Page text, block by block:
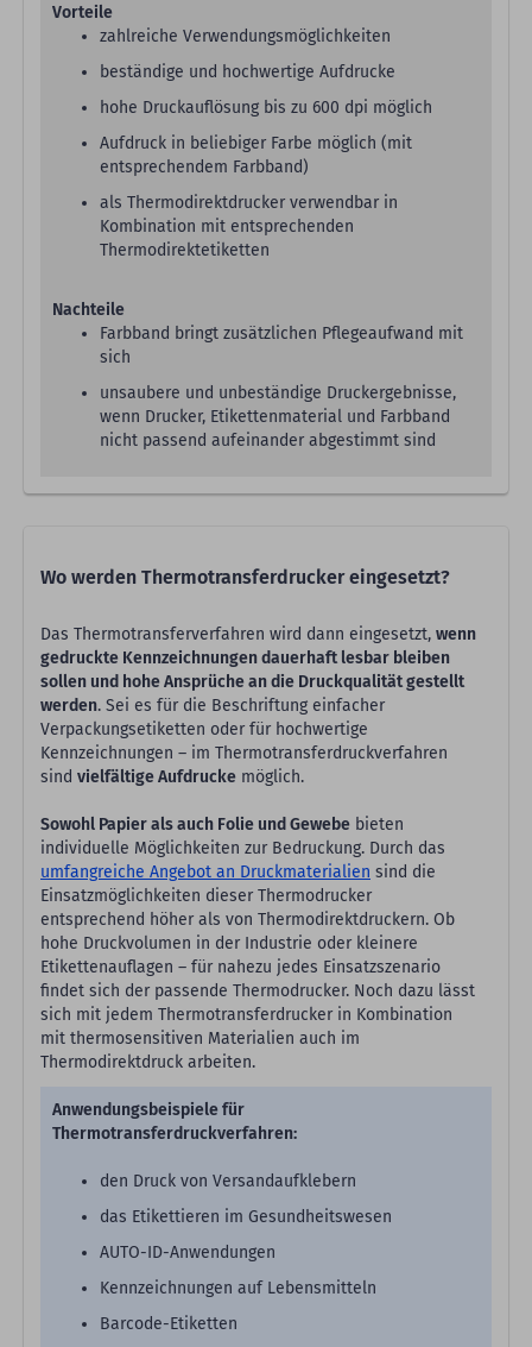
Vorteile
zahlreiche Verwendungsmöglichkeiten
beständige und hochwertige Aufdrucke
hohe Druckauflösung bis zu 600 dpi möglich
Aufdruck in beliebiger Farbe möglich (mit
entsprechendem Farbband)
als Thermodirektdrucker verwendbar in
Kombination mit entsprechenden
Thermodirektetiketten
Nachteile
Farbband bringt zusätzlichen Pflegeaufwand mit
sich
unsaubere und unbeständige Druckergebnisse,
wenn Drucker, Etikettenmaterial und Farbband
nicht passend aufeinander abgestimmt sind
Wo werden Thermotransferdrucker eingesetzt?
Das Thermotransferverfahren wird dann eingesetzt, wenn
gedruckte Kennzeichnungen dauerhaft lesbar bleiben
sollen und hohe Ansprüche an die Druckqualität gestellt
werden. Sei es für die Beschriftung einfacher
Verpackungsetiketten oder für hochwertige
Kennzeichnungen – im Thermotransferdruckverfahren
sind vielfältige Aufdrucke möglich.
Sowohl Papier als auch Folie und Gewebe bieten
individuelle Möglichkeiten zur Bedruckung. Durch das
umfangreiche Angebot an Druckmaterialien sind die
Einsatzmöglichkeiten dieser Thermodrucker
entsprechend höher als von Thermodirektdruckern. Ob
hohe Druckvolumen in der Industrie oder kleinere
Etikettenauflagen – für nahezu jedes Einsatzszenario
findet sich der passende Thermodrucker. Noch dazu lässt
sich mit jedem Thermotransferdrucker in Kombination
mit thermosensitiven Materialien auch im
Thermodirektdruck arbeiten.
Anwendungsbeispiele für
Thermotransferdruckverfahren:
den Druck von Versandaufklebern
das Etikettieren im Gesundheitswesen
AUTO-ID-Anwendungen
Kennzeichnungen auf Lebensmitteln
Barcode-Etiketten